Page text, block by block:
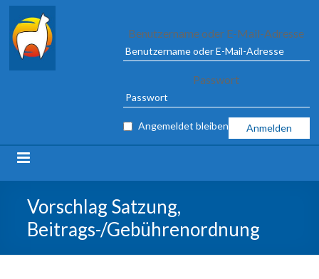
Alpaca
Association
TO
09
MARCH
2025
ILSHOFEN
Benutzername oder E-Mail-Adresse
Passwort
Angemeldet bleiben
Vorschlag Satzung,
Beitrags-/Gebührenordnung